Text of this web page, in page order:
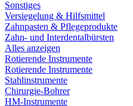
Sonstiges
Versiegelung & Hilfsmittel
Zahnpasten & Pflegeprodukte
Zahn- und Interdentalbürsten
Alles anzeigen
Rotierende Instrumente
Rotierende Instrumente
Stahlinstrumente
Chirurgie-Bohrer
HM-Instrumente